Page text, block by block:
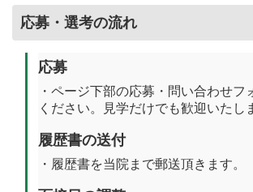
応募・選考の流れ
応募
・ページ下部の応募・問い合わせフ
ください。見学だけでも歓迎いたし
履歴書の送付
・履歴書を当院まで郵送頂きます。